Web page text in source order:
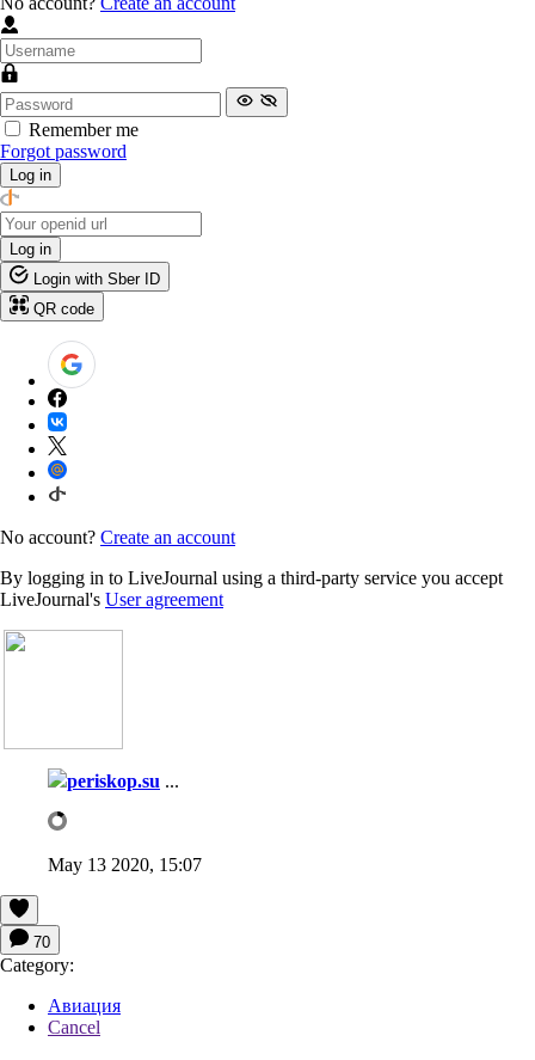
Remember me
Forgot password
Log in
Log in
Login with Sber ID
QR code
No account? Create an account
By logging in to LiveJournal using a third-party service you accept
LiveJournal's User agreement
periskop.su ...
May 13 2020, 15:07
70
Category:
Авиация
Cancel